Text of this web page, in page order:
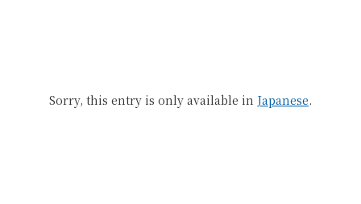
Sorry, this entry is only available in Japanese.